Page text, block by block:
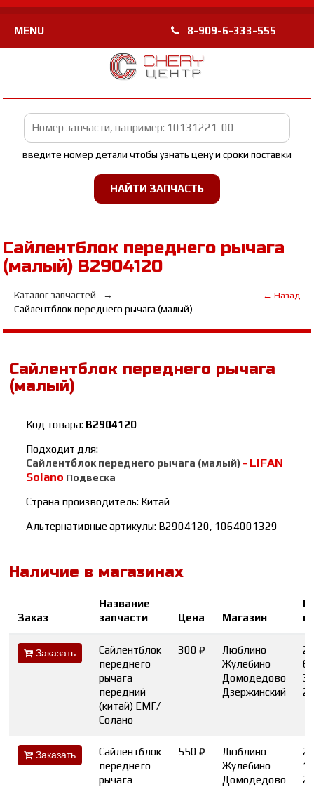
MENU 8-909-6-333-555
введите номер детали чтобы узнать цену и сроки поставки
Сайлентблок переднего рычага
(малый) B2904120
Каталог запчастей
Сайлентблок переднего рычага (малый)
← Назад
Сайлентблок переднего рычага
(малый)
Код товара: B2904120
Подходит для:
Сайлентблок переднего рычага (малый) - LIFAN
Solano Подвеска
Страна производитель: Китай
Альтернативные артикулы: B2904120, 1064001329
Наличие в магазинах
Заказ
Название
запчасти
Цена Магазин
Заказать
Сайлентблок
переднего
рычага
передний
(китай) ЕМГ/
Солано
300 ₽
Люблино
Жулебино
Домодедово
Дзержинский
2
6
3
Заказать
Сайлентблок
переднего
рычага
550 ₽
Люблино
Жулебино
Домодедово
2
1
2